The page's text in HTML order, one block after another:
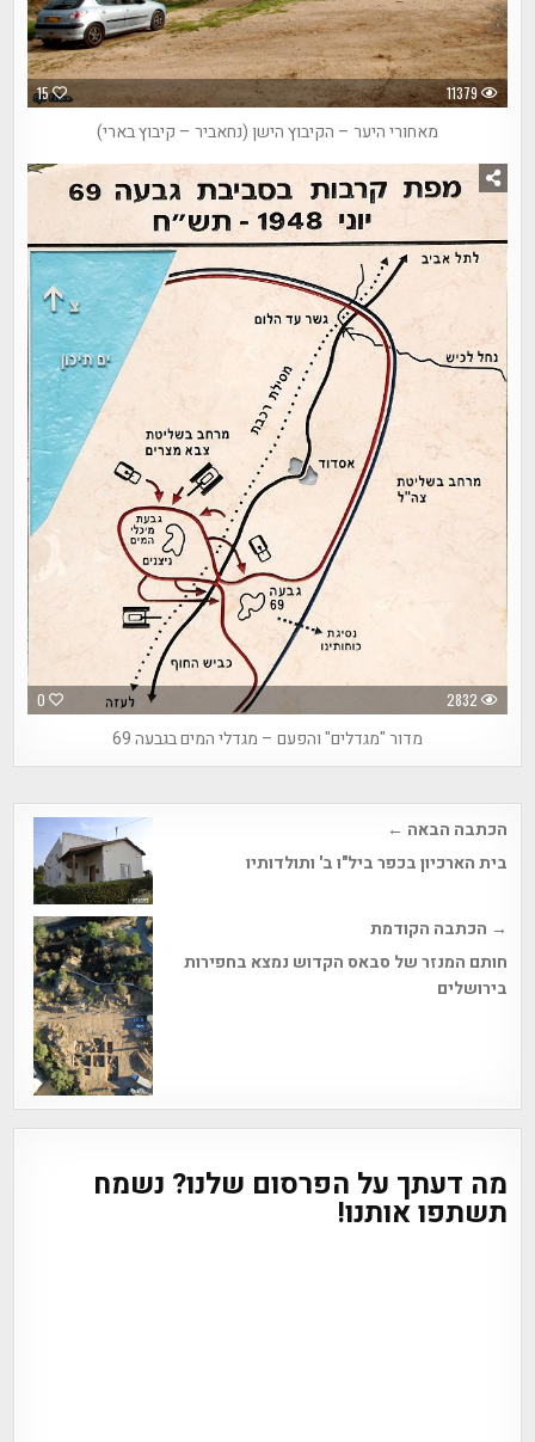
15 11379
מאחורי היער – הקיבוץ הישן (נחאביר – קיבוץ בארי)
0 2832
מדור "מגדלים" והפעם – מגדלי המים בגבעה 69
Post
navigation
הכתבה הבאה ←
בית הארכיון בכפר ביל"ו ב' ותולדותיו
→ הכתבה הקודמת
חותם המנזר של סבאס הקדוש נמצא בחפירות
בירושלים
מה דעתך על הפרסום שלנו? נשמח
תשתפו אותנו!